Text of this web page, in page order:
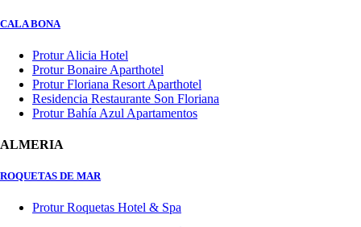
CALA BONA
Protur Alicia Hotel
Protur Bonaire Aparthotel
Protur Floriana Resort Aparthotel
Residencia Restaurante Son Floriana
Protur Bahía Azul Apartamentos
ALMERIA
ROQUETAS DE MAR
Protur Roquetas Hotel & Spa